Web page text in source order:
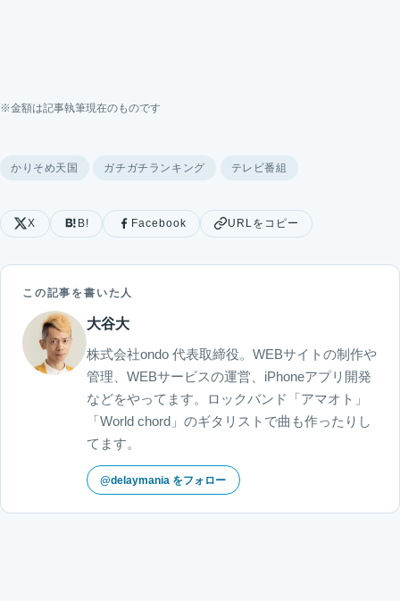
※金額は記事執筆現在のものです
かりそめ天国 ガチガチランキング テレビ番組
X B! Facebook URLをコピー
この記事を書いた人
大谷大
株式会社ondo 代表取締役。WEBサイトの制作や
管理、WEBサービスの運営、iPhoneアプリ開発
などをやってます。ロックバンド「アマオト」
「World chord」のギタリストで曲も作ったりし
てます。
@delaymania をフォロー